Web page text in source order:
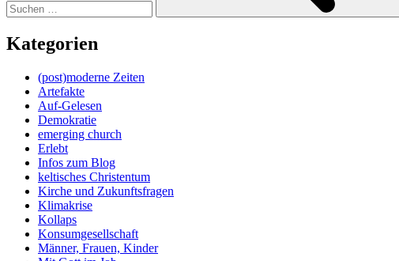
Kategorien
(post)moderne Zeiten
Artefakte
Auf-Gelesen
Demokratie
emerging church
Erlebt
Infos zum Blog
keltisches Christentum
Kirche und Zukunftsfragen
Klimakrise
Kollaps
Konsumgesellschaft
Männer, Frauen, Kinder